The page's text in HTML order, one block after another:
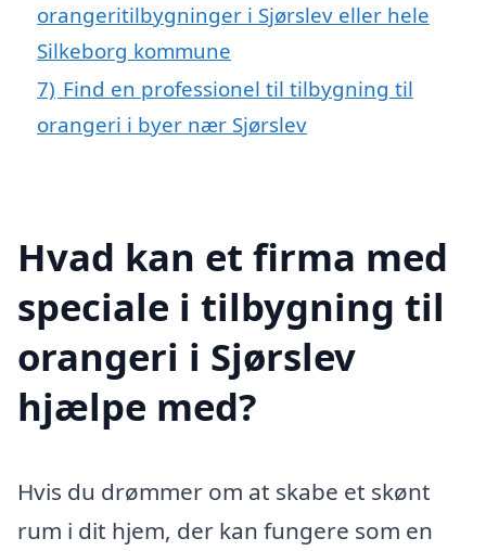
orangeritilbygninger i Sjørslev eller hele
Silkeborg kommune
7) Find en professionel til tilbygning til
orangeri i byer nær Sjørslev
Hvad kan et firma med
speciale i tilbygning til
orangeri i Sjørslev
hjælpe med?
Hvis du drømmer om at skabe et skønt
rum i dit hjem, der kan fungere som en